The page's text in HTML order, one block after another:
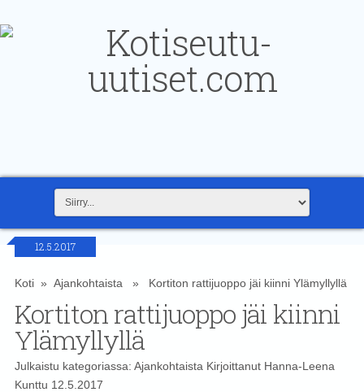
12.5.2017
Koti» Ajankohtaista » Kortiton rattijuoppo jäi kiinni Ylämyllyllä
Kortiton rattijuoppo jäi kiinni
Ylämyllyllä
Julkaistu kategoriassa: Ajankohtaista Kirjoittanut Hanna-Leena
Kunttu 12.5.2017